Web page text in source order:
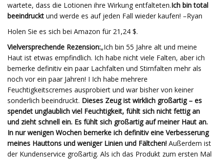
wartete, dass die Lotionen ihre Wirkung entfalteten.Ich bin total
beeindruckt und werde es auf jeden Fall wieder kaufen! –Ryan
Holen Sie es sich bei Amazon für 21,24 $.
Vielversprechende Rezension:„Ich bin 55 Jahre alt und meine
Haut ist etwas empfindlich. Ich habe nicht viele Falten, aber ich
bemerke definitiv ein paar Lachfalten und Stirnfalten mehr als
noch vor ein paar Jahren! I Ich habe mehrere
Feuchtigkeitscremes ausprobiert und war bisher von keiner
sonderlich beeindruckt. Dieses Zeug ist wirklich großartig – es
spendet unglaublich viel Feuchtigkeit, fühlt sich nicht fettig an
und zieht schnell ein. Es fühlt sich großartig auf meiner Haut an.
In nur wenigen Wochen bemerke ich definitiv eine Verbesserung
meines Hauttons und weniger Linien und Fältchen! Außerdem ist
der Kundenservice großartig. Als ich das Produkt zum ersten Mal